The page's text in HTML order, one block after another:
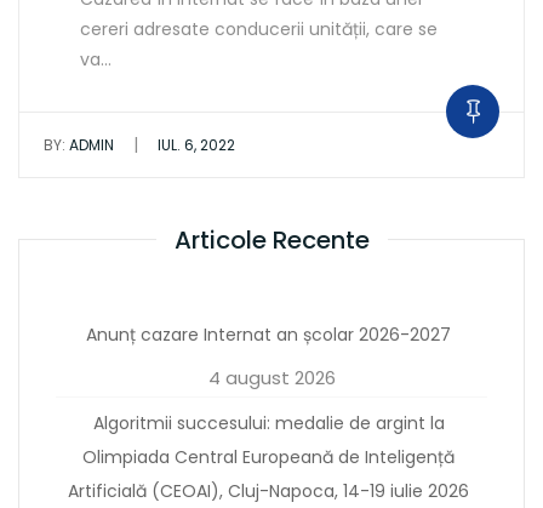
cereri adresate conducerii unității, care se
va…
BY: ADMIN | IUL. 6, 2022
Articole Recente
Anunț cazare Internat an școlar 2026-2027
4 august 2026
Algoritmii succesului: medalie de argint la
Olimpiada Central Europeană de Inteligență
Artificială (CEOAI), Cluj-Napoca, 14-19 iulie 2026